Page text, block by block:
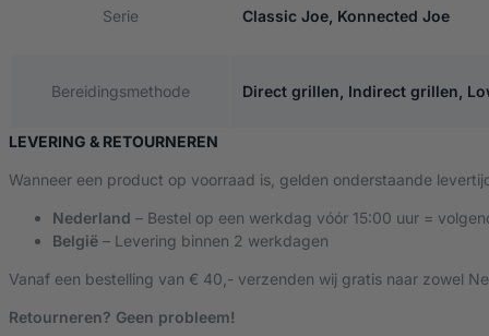
Serie Classic Joe, Konnected Joe
Bereidingsmethode Direct grillen, Indirect grillen,
LEVERING & RETOURNEREN
Wanneer een product op voorraad is, gelden onderstaande
Nederland – Bestel op een werkdag vóór 15:00 uur =
België – Levering binnen 2 werkdagen
Vanaf een bestelling van € 40,- verzenden wij gratis naar zowel
Retourneren? Geen probleem!